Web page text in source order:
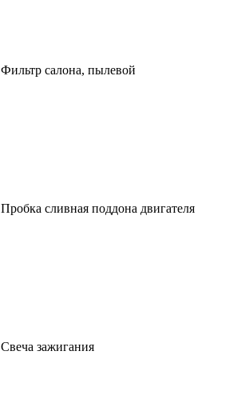
Фильтр салона, пылевой
Пробка сливная поддона двигателя
Свеча зажигания